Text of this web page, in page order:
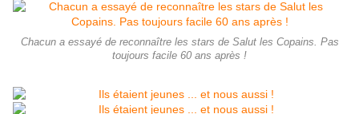
Chacun a essayé de reconnaître les stars de Salut les Copains. Pas
toujours facile 60 ans après !